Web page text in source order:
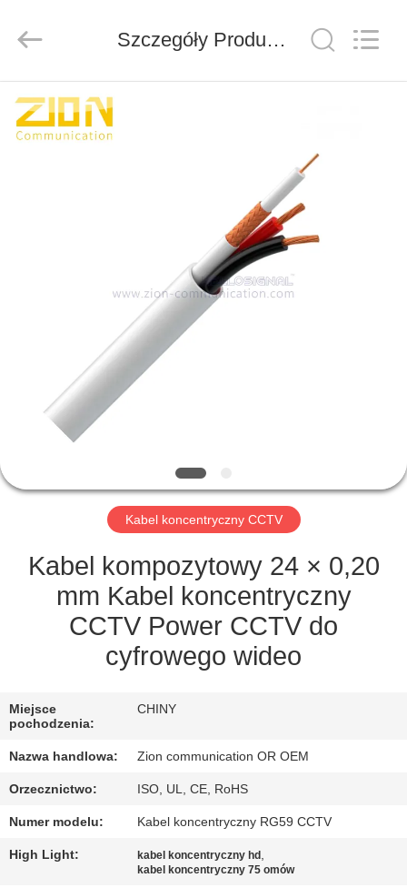
DOM
WYCIECZKA
FABRYCE
KONTROLA
JAKOŚCI
SKONTAKTUJ
NAMI
POPROSIĆ
WYCENĘ
SITEMAP
PRIVACY
POLICY
LTD.
Szczegóły Produktu
Kabel koncentryczny CCTV
Kabel kompozytowy 24 × 0,20
mm Kabel koncentryczny
CCTV Power CCTV do
cyfrowego wideo
Miejsce
pochodzenia:
CHINY
Nazwa handlowa: Zion communication OR OEM
Orzecznictwo: ISO, UL, CE, RoHS
Numer modelu: Kabel koncentryczny RG59 CCTV
High Light: kabel koncentryczny hd ,
kabel koncentryczny 75 omów